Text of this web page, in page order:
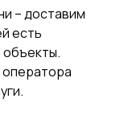
– доставим
есть
оператора